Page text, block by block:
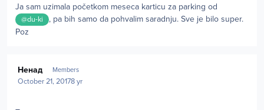
Ja sam uzimala početkom meseca karticu za parking od
@du-ki
, pa bih samo da pohvalim saradnju. Sve je bilo super.
Poz
Ненад Members
October 21, 20178 yr